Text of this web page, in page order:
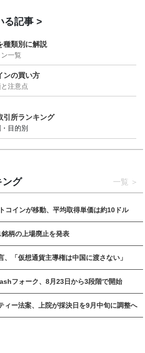
る記事
種類別に解説
一覧
ンの買い方
注意点
引所ランキング
目的別
ング 一覧
コインが移動、平均取得単価は約10ドル
柄の上場廃止を発表
、「仮想通貨主導権は中国に渡さない」
フォーク、8月23日から3段階で開始
ィー法案、上院が採決日を9月中旬に調整へ